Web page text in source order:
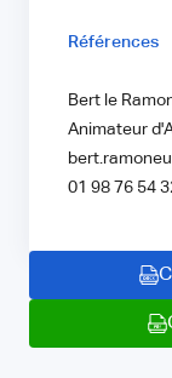
Références
Bert le
Animateur
01 98 76 54